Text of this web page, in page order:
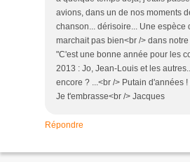
avions, dans un de nos moments
chanson... dérisoire... Une espèce
marchait pas bien<br /> dans
"C'est une bonne année pour les
2013 : Jo, Jean-Louis et les
encore ? ...<br /> Putain d'années
Je t'embrasse<br /> Jacques
Répondre